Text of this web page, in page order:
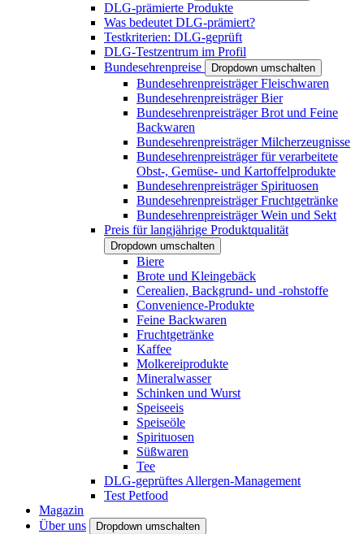
DLG-prämierte Produkte
Was bedeutet DLG-prämiert?
Testkriterien: DLG-geprüft
DLG-Testzentrum im Profil
Bundesehrenpreise
Dropdown umschalten
Bundesehrenpreisträger Fleischwaren
Bundesehrenpreisträger Bier
Bundesehrenpreisträger Brot und Feine
Backwaren
Bundesehrenpreisträger Milcherzeugnisse
Bundesehrenpreisträger für verarbeitete
Obst-, Gemüse- und Kartoffelprodukte
Bundesehrenpreisträger Spirituosen
Bundesehrenpreisträger Fruchtgetränke
Bundesehrenpreisträger Wein und Sekt
Preis für langjährige Produktqualität
Dropdown umschalten
Biere
Brote und Kleingebäck
Cerealien, Backgrund- und -rohstoffe
Convenience-Produkte
Feine Backwaren
Fruchtgetränke
Kaffee
Molkereiprodukte
Mineralwasser
Schinken und Wurst
Speiseeis
Speiseöle
Spirituosen
Süßwaren
Tee
DLG-geprüftes Allergen-Management
Test Petfood
Magazin
Über uns
Dropdown umschalten